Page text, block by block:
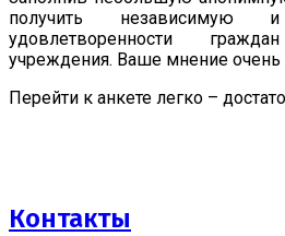
получить независимую
удовлетворенности
учреждения. Ваше мнение
Перейти к анкете легко –
Контакты